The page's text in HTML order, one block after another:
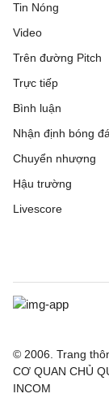
Tin Nóng
Video
Trên đường Pitch
Trực tiếp
Bình luận
Nhận định bóng đá
Chuyển nhượng
Hậu trường
Livescore
© 2006. Trang
CƠ QUAN CHỦ
INCOM